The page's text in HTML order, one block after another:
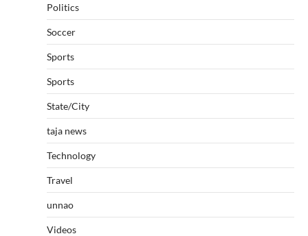
Politics
Soccer
Sports
Sports
State/City
taja news
Technology
Travel
unnao
Videos